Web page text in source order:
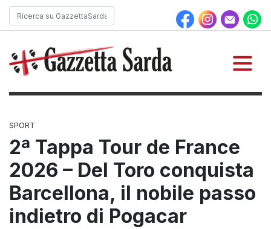
SPORT
2ª Tappa Tour de France
2026 – Del Toro conquista
Barcellona, il nobile passo
indietro di Pogacar